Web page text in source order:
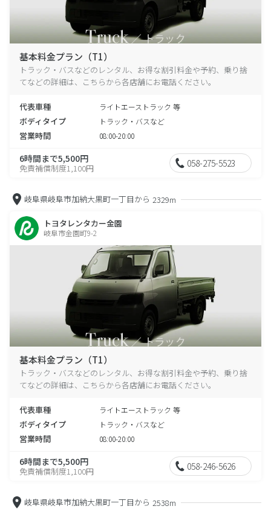
基本料金プラン（T1）
トラック・バスなどのレンタル、お得な割引料金や予約、乗り捨
てなどの詳細は、こちらから各店舗にお電話ください。
代表車種 ライトエーストラック 等
ボディタイプ トラック・バスなど
営業時間 08:00-20:00
6時間まで5,500円
免責補償制度1,100円 058-275-5523
岐阜県岐阜市加納大黒町一丁目から 2329m
トヨタレンタカー金園
岐阜市金園町9-2
基本料金プラン（T1）
トラック・バスなどのレンタル、お得な割引料金や予約、乗り捨
てなどの詳細は、こちらから各店舗にお電話ください。
代表車種 ライトエーストラック 等
ボディタイプ トラック・バスなど
営業時間 08:00-20:00
6時間まで5,500円
免責補償制度1,100円 058-246-5626
岐阜県岐阜市加納大黒町一丁目から 2538m